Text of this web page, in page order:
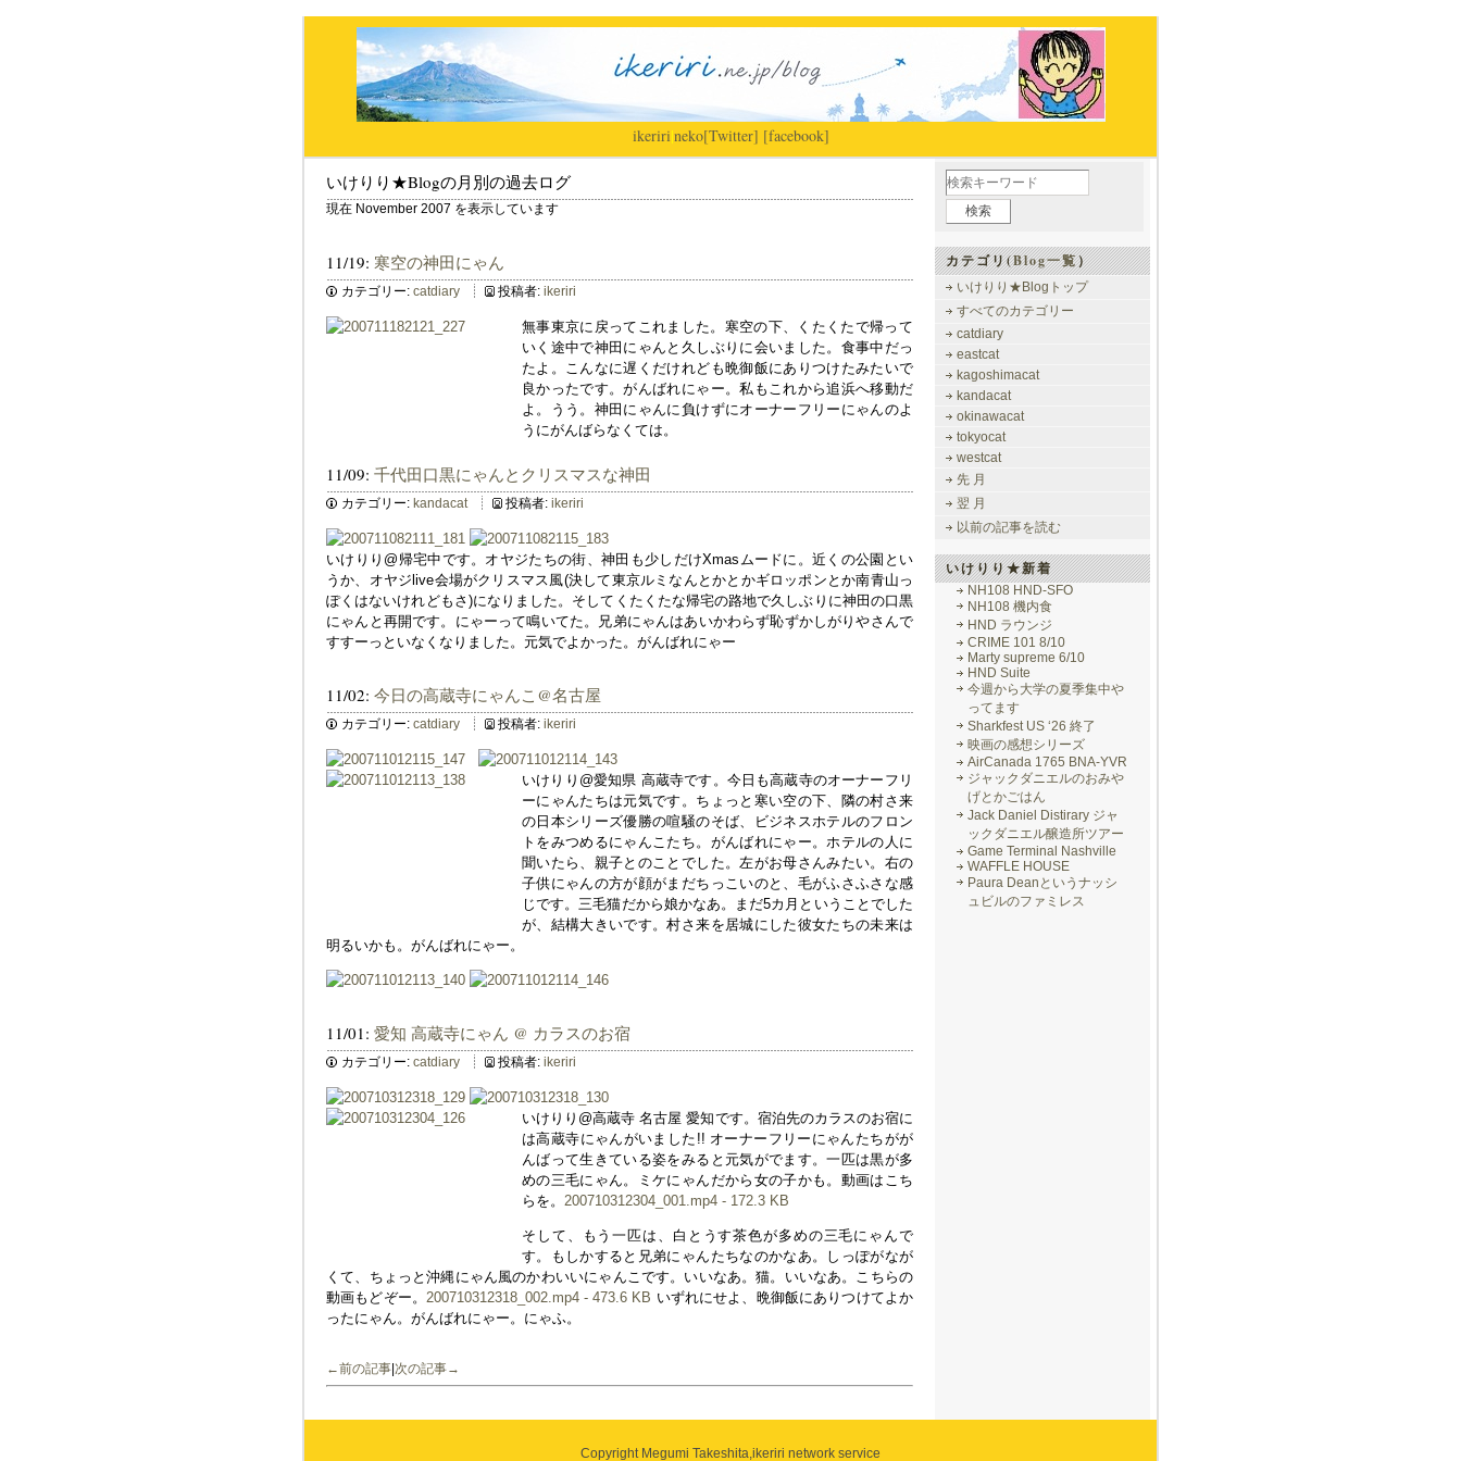
ikeriri|neko[Twitter] [facebook]
いけりり★Blogの月別の過去ログ
現在 November 2007 を表示しています
11/19: 寒空の神田にゃん
カテゴリー: catdiary 投稿者: ikeriri
無事東京に戻ってこれました。寒空の下、くたくたで帰って
いく途中で神田にゃんと久しぶりに会いました。食事中だっ
たよ。こんなに遅くだけれども晩御飯にありつけたみたいで
良かったです。がんばれにゃー。私もこれから追浜へ移動だ
よ。うう。神田にゃんに負けずにオーナーフリーにゃんのよ
うにがんばらなくては。
11/09: 千代田口黒にゃんとクリスマスな神田
カテゴリー: kandacat 投稿者: ikeriri
いけりり@帰宅中です。オヤジたちの街、神田も少しだけXmasムードに。近くの公園とい
うか、オヤジlive会場がクリスマス風(決して東京ルミなんとかとかギロッポンとか南青山っ
ぽくはないけれどもさ)になりました。そしてくたくたな帰宅の路地で久しぶりに神田の口黒
にゃんと再開です。にゃーって鳴いてた。兄弟にゃんはあいかわらず恥ずかしがりやさんで
すすーっといなくなりました。元気でよかった。がんばれにゃー
11/02: 今日の高蔵寺にゃんこ@名古屋
カテゴリー: catdiary 投稿者: ikeriri
いけりり@愛知県 高蔵寺です。今日も高蔵寺のオーナーフリ
ーにゃんたちは元気です。ちょっと寒い空の下、隣の村さ来
の日本シリーズ優勝の喧騒のそば、ビジネスホテルのフロン
トをみつめるにゃんこたち。がんばれにゃー。ホテルの人に
聞いたら、親子とのことでした。左がお母さんみたい。右の
子供にゃんの方が顔がまだちっこいのと、毛がふさふさな感
じです。三毛猫だから娘かなあ。まだ5カ月ということでした
が、結構大きいです。村さ来を居城にした彼女たちの未来は
明るいかも。がんばれにゃー。
11/01: 愛知 高蔵寺にゃん @ カラスのお宿
カテゴリー: catdiary 投稿者: ikeriri
いけりり@高蔵寺 名古屋 愛知です。宿泊先のカラスのお宿に
は高蔵寺にゃんがいました!! オーナーフリーにゃんたちがが
んばって生きている姿をみると元気がでます。一匹は黒が多
めの三毛にゃん。ミケにゃんだから女の子かも。動画はこち
らを。 200710312304_001.mp4 - 172.3 KB
そして、もう一匹は、白とうす茶色が多めの三毛にゃんで
す。もしかすると兄弟にゃんたちなのかなあ。しっぽがなが
くて、ちょっと沖縄にゃん風のかわいいにゃんこです。いいなあ。猫。いいなあ。こちらの
動画もどぞー。 200710312318_002.mp4 - 473.6 KB いずれにせよ、晩御飯にありつけてよか
ったにゃん。がんばれにゃー。にゃふ。
←前の記事 次の記事→
カテゴリ(Blog一覧）
いけりり★Blogトップ
すべてのカテゴリー
catdiary
eastcat
kagoshimacat
kandacat
okinawacat
tokyocat
westcat
先 月
翌 月
以前の記事を読む
いけりり★新着
NH108 HND-SFO
NH108 機内食
HND ラウンジ
CRIME 101 8/10
Marty supreme 6/10
HND Suite
今週から大学の夏季集中や
ってます
Sharkfest US ‘26 終了
映画の感想シリーズ
AirCanada 1765 BNA-YVR
ジャックダニエルのおみや
げとかごはん
Jack Daniel Distirary ジャ
ックダニエル醸造所ツアー
Game Terminal Nashville
WAFFLE HOUSE
Paura Deanというナッシ
ュビルのファミレス
Copyright Megumi Takeshita,ikeriri network service